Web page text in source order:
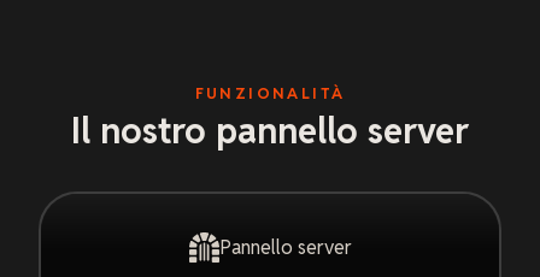
FUNZIONALITÀ
Il nostro pannello server
Pannello server